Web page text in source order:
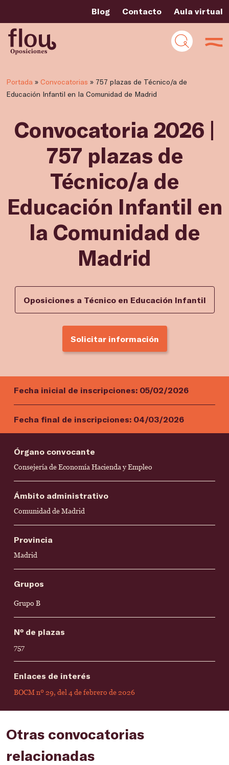
Blog Contacto Aula virtual
Portada » Convocatorias » 757 plazas de Técnico/a de
Educación Infantil en la Comunidad de Madrid
Convocatoria 2026 |
757 plazas de
Técnico/a de
Educación Infantil en
la Comunidad de
Madrid
Oposiciones a Técnico en Educación Infantil
Solicitar información
Fecha inicial de inscripciones: 05/02/2026
Fecha final de inscripciones: 04/03/2026
Órgano convocante
Consejería de Economía Hacienda y Empleo
Ámbito administrativo
Comunidad de Madrid
Provincia
Madrid
Grupos
Grupo B
Nº de plazas
757
Enlaces de interés
BOCM nº 29, del 4 de febrero de 2026
Otras convocatorias
relacionadas